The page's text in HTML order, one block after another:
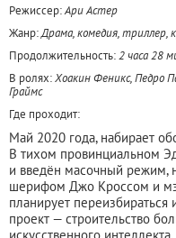
Режиссер:Ари Астер
Жанр:Драма, комедия, триллер,
Продолжительность:2 часа 28
В ролях:Хоакин Феникс, Педро
Граймс
Где проходит:
Май 2020 года, набирает
В тихом провинциальном
и введён масочный режим,
шерифом Джо Кроссом и
планирует
проект — строительство